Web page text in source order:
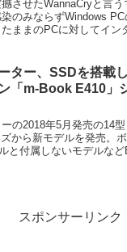
させたWannaCryと言
のみならずWindows
ままのPCに対してイン
ター、SSDを搭載
「m-Book E410」
の2018年5月発売の14
から新モデルを発売。
と付属しないモデルなど
スポンサーリンク